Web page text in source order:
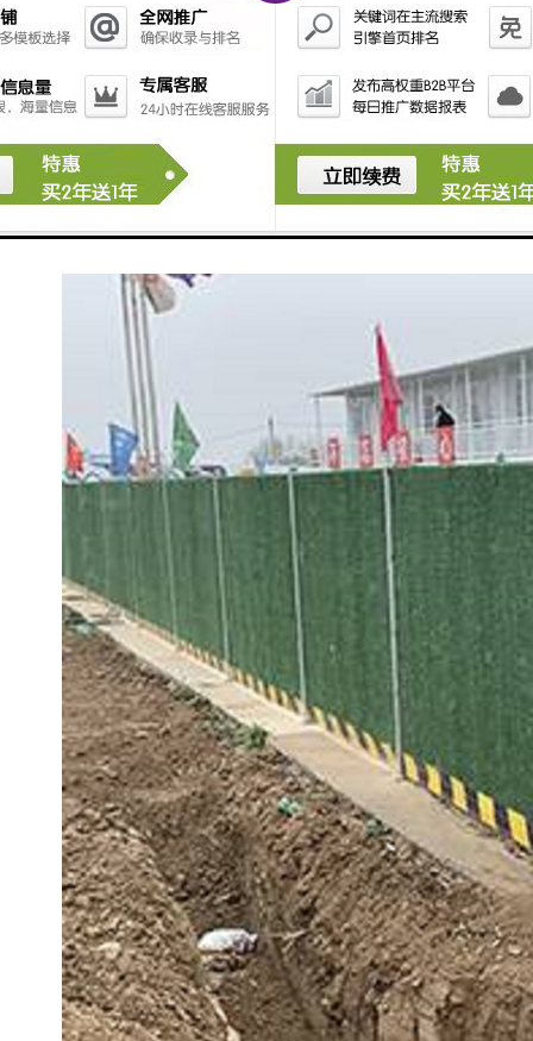
临时围挡文明施工
栏；建造多层、高层建筑的还应设置安全防护设施。在
市区主要路段和市容景观道路及机场、码头、车站广场
设置的围栏其高度不得低于2.5m，在其他路段设置的围
栏，其高度不得低于1.8m。